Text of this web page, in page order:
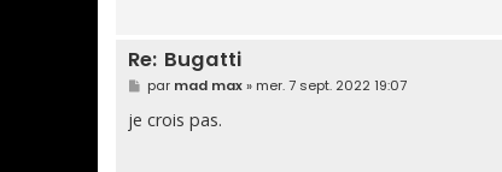
Re: Bugatti
M
e
s
s
par mad max» mer. 7 sept. 2022 19:07
je crois pas.